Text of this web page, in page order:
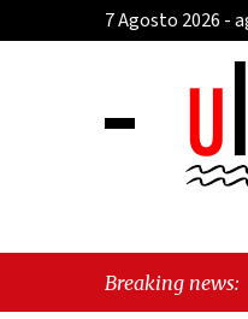
7 Agosto 2026 -
Breaking news: